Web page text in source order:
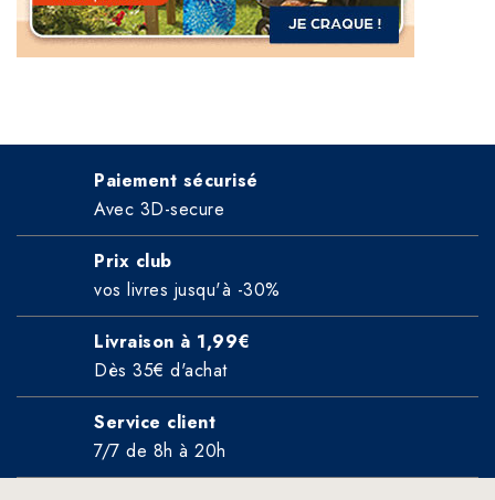
Paiement sécurisé
Avec 3D-secure
Prix club
vos livres jusqu'à -30%
Livraison à 1,99€
Dès 35€ d'achat
Service client
7/7 de 8h à 20h